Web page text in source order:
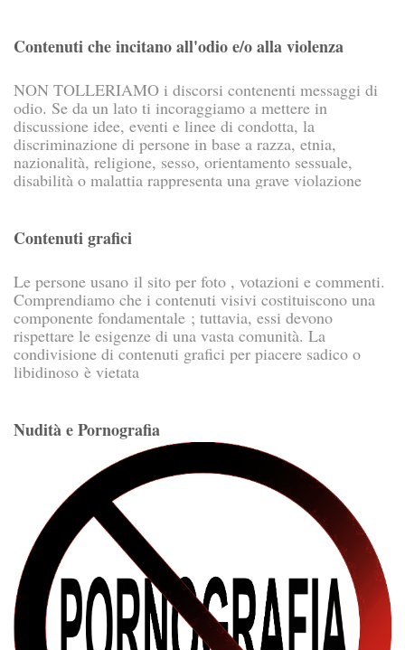
Contenuti che incitano all'odio e/o alla violenza
NON TOLLERIAMO i discorsi contenenti messaggi di
odio. Se da un lato ti incoraggiamo a mettere in
discussione idee, eventi e linee di condotta, la
discriminazione di persone in base a razza, etnia,
nazionalità, religione, sesso, orientamento sessuale,
disabilità o malattia rappresenta una grave violazione
Contenuti grafici
Le persone usano il sito per foto , votazioni e commenti.
Comprendiamo che i contenuti visivi costituiscono una
componente fondamentale ; tuttavia, essi devono
rispettare le esigenze di una vasta comunità. La
condivisione di contenuti grafici per piacere sadico o
libidinoso è vietata
Nudità e Pornografia